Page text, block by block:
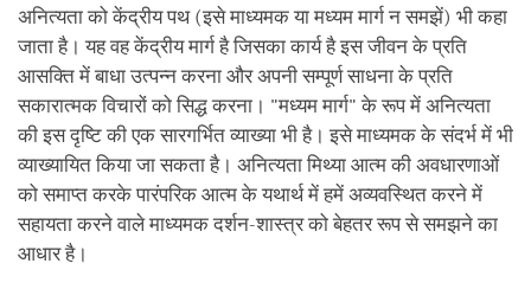
अनित्यता को केंद्रीय पथ (इसे माध्यमक या मध्यम मार्ग न समझें) भी कहा
जाता है। यह वह केंद्रीय मार्ग है जिसका कार्य है इस जीवन के प्रति
आसक्ति में बाधा उत्पन्न करना और अपनी सम्पूर्ण साधना के प्रति
सकारात्मक विचारों को सिद्ध करना। "मध्यम मार्ग" के रूप में अनित्यता
की इस दृष्टि की एक सारगर्भित व्याख्या भी है। इसे माध्यमक के संदर्भ में भी
व्याख्यायित किया जा सकता है। अनित्यता मिथ्या आत्म की अवधारणाओं
को समाप्त करके पारंपरिक आत्म के यथार्थ में हमें अव्यवस्थित करने में
सहायता करने वाले माध्यमक दर्शन-शास्त्र को बेहतर रूप से समझने का
आधार है।